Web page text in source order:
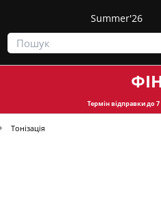
Summer'26
Термін відправкидо 7
Тонізація